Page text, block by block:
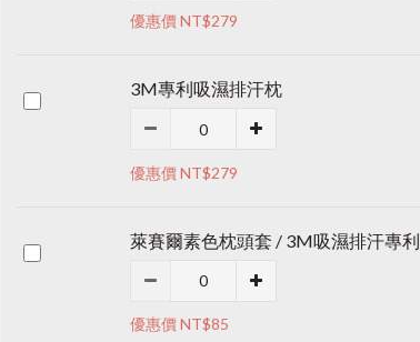
優惠價 NT$279
3M專利吸濕排汗枕
優惠價 NT$279
萊賽爾素色枕頭套 / 3M吸濕排汗專利
優惠價 NT$85